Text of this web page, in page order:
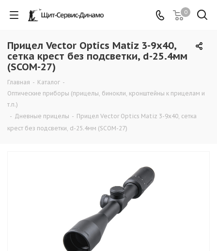
0
Прицел Vector Optics Matiz 3-9x40,
сетка крест без подсветки, d-25.4мм
(SCOM-27)
Главная - Каталог -
Оптические приборы (прицелы, бинокли, кронштейны к прицелам и
т.п.)
- Дневные прицелы - Прицел Vector Optics Matiz 3-9x40, сетка
крест без подсветки, d-25.4мм (SCOM-27)